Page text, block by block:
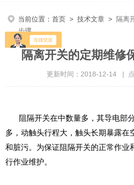
当前位置：首页 >技术文章 > 隔离
步骤
隔离开关的定期维修
更新时间：2018-12-14 |
阻隔开关在中数量多，其导电部
多，动触头行程大，触头长期暴露在
和脏污。为保证阻隔开关的正常作业
行作业维护。